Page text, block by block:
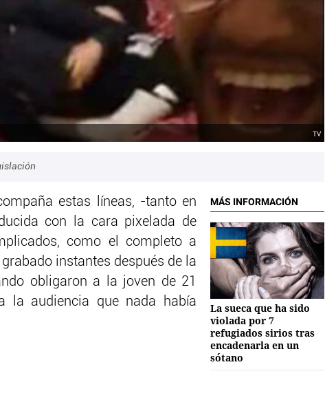
TV
MÁS INFORMACIÓN
La sueca que ha sido
violada por 7
refugiados sirios tras
encadenarla en un
sótano
estas líneas, -tanto en
con la cara pixelada de
como el completo a
instantes después de la
obligaron a la joven de 21
la audiencia que nada había